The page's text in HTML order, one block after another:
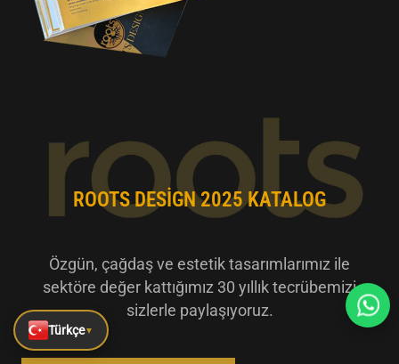
Türkçe▼
ROOTS DESIGN 2025 KATALOG
Özgün, çağdaş ve estetik tasarımlarımız ile
sektöre değer kattığımız 30 yıllık tecrübemizi
sizlerle paylaşıyoruz.